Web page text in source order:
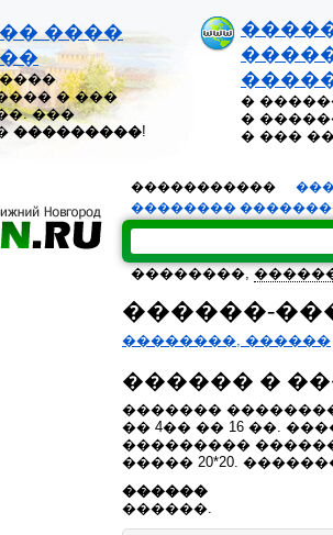
����
� ���
���
���������!
�
�
� ���
�����������
��������
��������,
������-
��������, ������
������ �
�������
�� 4�� �� 16 ��.
���������
����� 20*20.
������
������.